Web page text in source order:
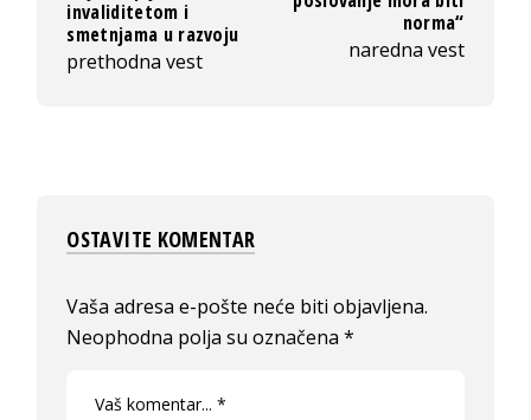
invaliditetom i
smetnjama u razvoju
prethodna vest
norma“
naredna vest
OSTAVITE KOMENTAR
Vaša adresa e-pošte neće biti objavljena.
Neophodna polja su označena*